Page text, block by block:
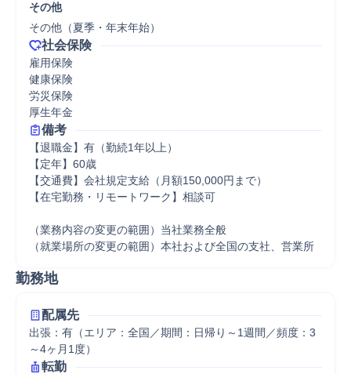
その他
その他（夏季・年末年始）
社会保険
雇用保険
健康保険
労災保険
厚生年金
備考
【退職金】有（勤続1年以上）
【定年】60歳
【交通費】会社規定支給（月額150,000円まで）
【在宅勤務・リモートワーク】相談可
（業務内容の変更の範囲）当社業務全般
（就業場所の変更の範囲）本社および全国の支社、営業所
勤務地
配属先
出張：有（エリア：全国／期間：日帰り～1週間／頻度：3
～4ヶ月1度）
転勤